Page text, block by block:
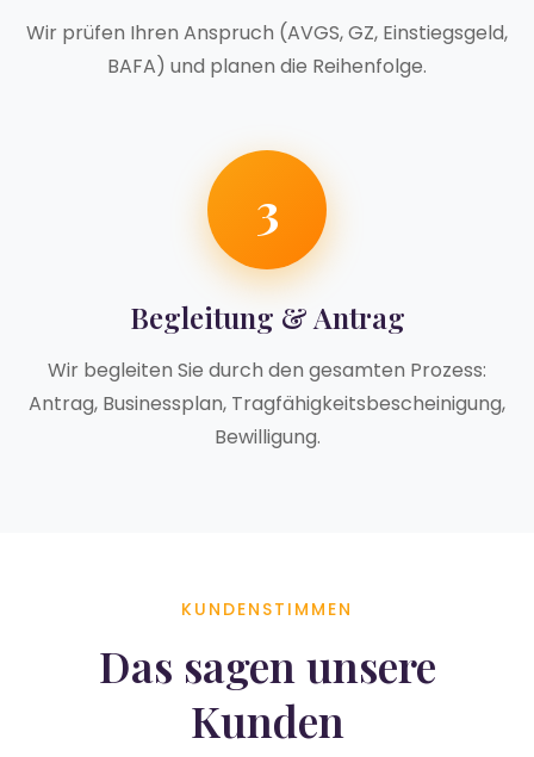
Wir prüfen Ihren Anspruch (AVGS, GZ, Einstiegsgeld,
BAFA) und planen die Reihenfolge.
3
Begleitung & Antrag
Wir begleiten Sie durch den gesamten Prozess:
Antrag, Businessplan, Tragfähigkeitsbescheinigung,
Bewilligung.
KUNDENSTIMMEN
Das sagen unsere
Kunden